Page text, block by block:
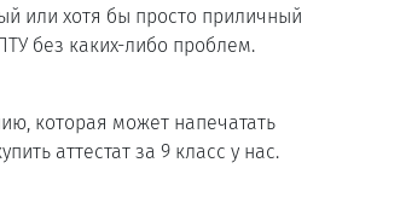
или хотя бы просто приличный
без каких-либо проблем.
которая может напечатать
аттестат за 9 класс у нас.